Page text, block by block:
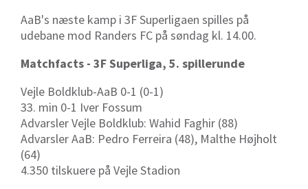
AaB's næste kamp i 3F Superligaen spilles på
udebane mod Randers FC på søndag kl. 14.00.
Matchfacts - 3F Superliga, 5. spillerunde
Vejle Boldklub-AaB 0-1 (0-1)
33. min 0-1 Iver Fossum
Advarsler Vejle Boldklub: Wahid Faghir (88)
Advarsler AaB: Pedro Ferreira (48), Malthe Højholt
(64)
4.350 tilskuere på Vejle Stadion